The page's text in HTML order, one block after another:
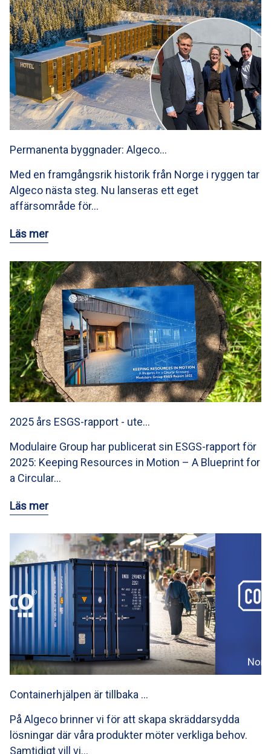
Permanenta byggnader: Algeco…
Med en framgångsrik historik från Norge i ryggen tar
Algeco nästa steg. Nu lanseras ett eget
affärsområde för…
Läs mer
2025 års ESGS-rapport - ute…
Modulaire Group har publicerat sin ESGS-rapport för
2025: Keeping Resources in Motion – A Blueprint for
a Circular…
Läs mer
Containerhjälpen är tillbaka …
På Algeco brinner vi för att skapa skräddarsydda
lösningar där våra produkter möter verkliga behov.
Samtidigt vill vi…